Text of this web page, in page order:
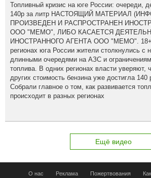
Топливный кризис на юге России: очереди,
140р за литр НАСТОЯЩИЙ МАТЕРИАЛ
ПРОИЗВЕДЕН И РАСПРОСТРАНЕН
ООО "МЕМО", ЛИБО КАСАЕТСЯ
ИНОСТРАННОГО АГЕНТА ООО "МЕМО". 18+
регионах юга России жители столкнулись с
длинными очередями на АЗС и
топлива. В одних регионах власти уверяют,
других стоимость бензина уже достигла 140
Собрали главное о том, как развивается
происходит в разных регионах
Ещё видео
О нас Реклама Пожертвования